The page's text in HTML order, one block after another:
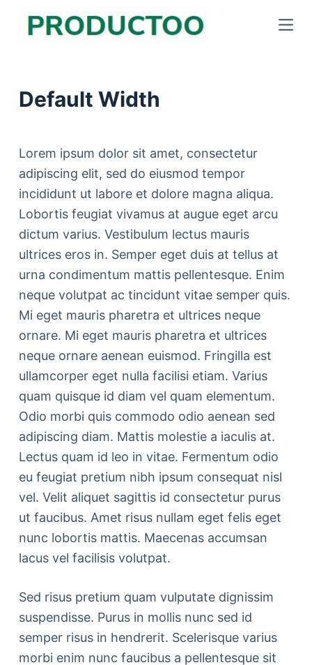
o
n
e
n
Default Width
Lorem ipsum dolor sit amet, consectetur
adipiscing elit, sed do eiusmod tempor
incididunt ut labore et dolore magna aliqua.
Lobortis feugiat vivamus at augue eget arcu
dictum varius. Vestibulum lectus mauris
ultrices eros in. Semper eget duis at tellus at
urna condimentum mattis pellentesque. Enim
neque volutpat ac tincidunt vitae semper quis.
Mi eget mauris pharetra et ultrices neque
ornare. Mi eget mauris pharetra et ultrices
neque ornare aenean euismod. Fringilla est
ullamcorper eget nulla facilisi etiam. Varius
quam quisque id diam vel quam elementum.
Odio morbi quis commodo odio aenean sed
adipiscing diam. Mattis molestie a iaculis at.
Lectus quam id leo in vitae. Fermentum odio
eu feugiat pretium nibh ipsum consequat nisl
vel. Velit aliquet sagittis id consectetur purus
ut faucibus. Amet risus nullam eget felis eget
nunc lobortis mattis. Maecenas accumsan
lacus vel facilisis volutpat.
Sed risus pretium quam vulputate dignissim
suspendisse. Purus in mollis nunc sed id
semper risus in hendrerit. Scelerisque varius
morbi enim nunc faucibus a pellentesque sit